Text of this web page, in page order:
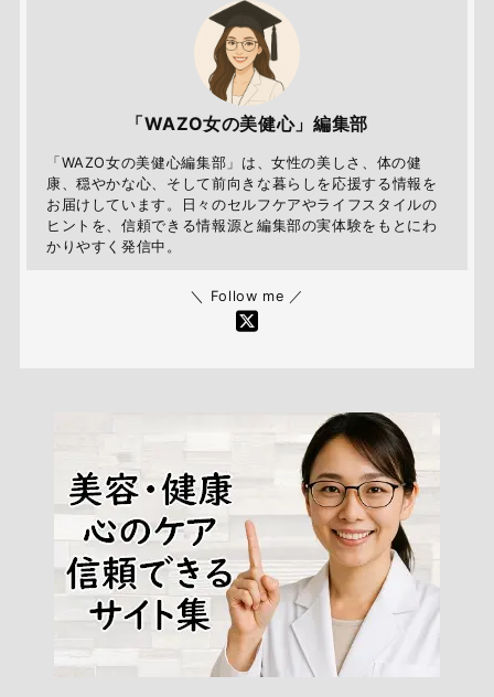
「WAZO女の美健心」編集部
「WAZO女の美健心編集部」は、女性の美しさ、体の健
康、穏やかな心、そして前向きな暮らしを応援する情報を
お届けしています。日々のセルフケアやライフスタイルの
ヒントを、信頼できる情報源と編集部の実体験をもとにわ
かりやすく発信中。
＼ Follow me ／